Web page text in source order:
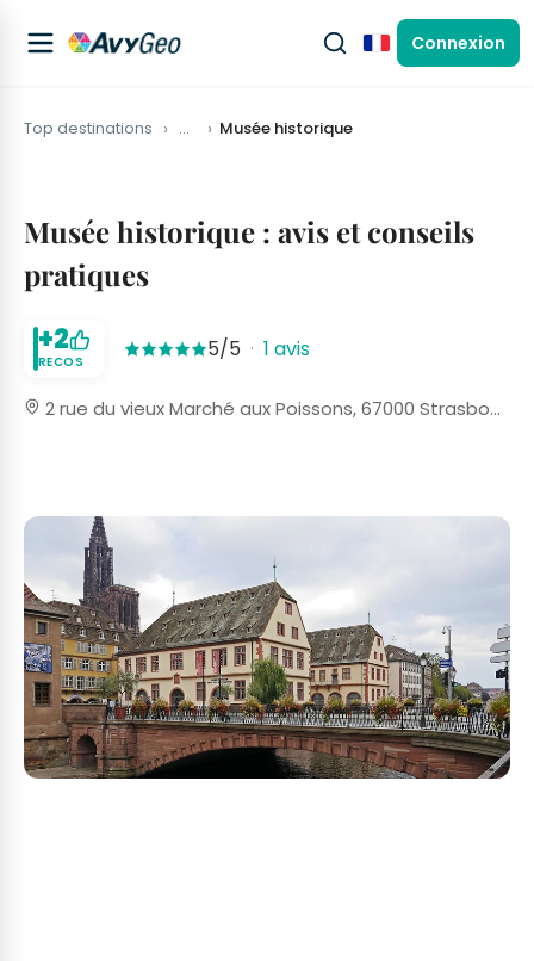
FrançaisConnexion
Top destinations … Musée historique
Musée historique : avis et conseils
pratiques
+2
RECOS 5/5 · 1 avis
2 rue du vieux Marché aux Poissons, 67000 Strasbourg, France